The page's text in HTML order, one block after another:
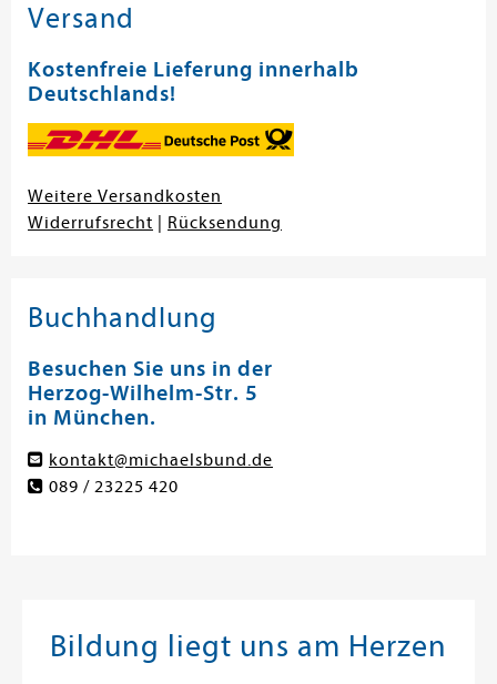
Versand
Kostenfreie Lieferung innerhalb
Deutschlands!
Weitere Versandkosten
Widerrufsrecht
Rücksendung
Buchhandlung
Besuchen Sie uns in der
Herzog-Wilhelm-Str. 5
in München.
kontakt@michaelsbund.de
089 / 23225 420
Bildung liegt uns am Herzen